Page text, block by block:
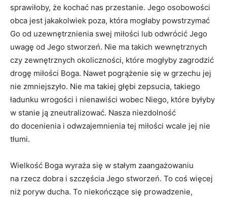
sprawiłoby, że kochać nas przestanie. Jego osobowości
obca jest jakakolwiek poza, która mogłaby powstrzymać
Go od uzewnętrznienia swej miłości lub odwrócić Jego
uwagę od Jego stworzeń. Nie ma takich wewnętrznych
czy zewnętrznych okoliczności, które mogłyby zagrodzić
drogę miłości Boga. Nawet pogrążenie się w grzechu jej
nie zmniejszyło. Nie ma takiej głębi zepsucia, takiego
ładunku wrogości i nienawiści wobec Niego, które byłyby
w stanie ją zneutralizować. Nasza niezdolność
do docenienia i odwzajemnienia tej miłości wcale jej nie
tłumi.
Wielkość Boga wyraża się w stałym zaangażowaniu
na rzecz dobra i szczęścia Jego stworzeń. To coś więcej
niż poryw ducha. To niekończące się prowadzenie,